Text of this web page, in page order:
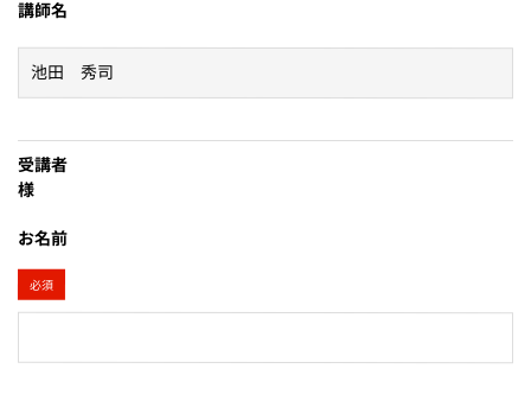
講師名
受講者
様
お名前
必須